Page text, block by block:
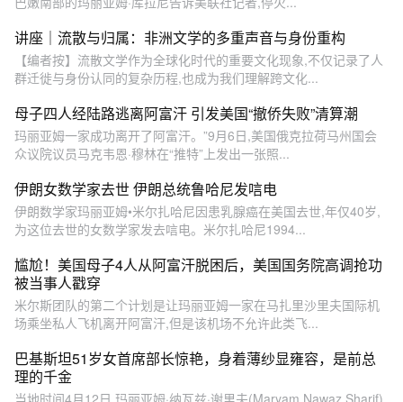
讲座｜流散与归属：非洲文学的多重声音与身份重构
【编者按】流散文学作为全球化时代的重要文化现象,不仅记录了人
群迁徙与身份认同的复杂历程,也成为我们理解跨文化...
母子四人经陆路逃离阿富汗 引发美国“撤侨失败”清算潮
玛丽亚姆一家成功离开了阿富汗。”9月6日,美国俄克拉荷马州国会
众议院议员马克韦恩·穆林在“推特”上发出一张照...
伊朗女数学家去世 伊朗总统鲁哈尼发唁电
伊朗数学家玛丽亚姆•米尔扎哈尼因患乳腺癌在美国去世,年仅40岁,
为这位去世的女数学家发去唁电。米尔扎哈尼1994...
尴尬！美国母子4人从阿富汗脱困后，美国国务院高调抢功
被当事人戳穿
米尔斯团队的第二个计划是让玛丽亚姆一家在马扎里沙里夫国际机
场乘坐私人飞机离开阿富汗,但是该机场不允许此类飞...
巴基斯坦51岁女首席部长惊艳，身着薄纱显雍容，是前总
理的千金
当地时间4月12日,玛丽亚姆·纳瓦兹·谢里夫(Maryam Nawaz Sharif)